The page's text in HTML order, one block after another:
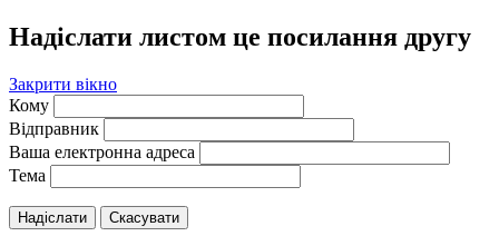
Надіслати листом це посилання другу
Закрити вікно
Кому
Відправник
Ваша електронна адреса
Тема
Надіслати Скасувати